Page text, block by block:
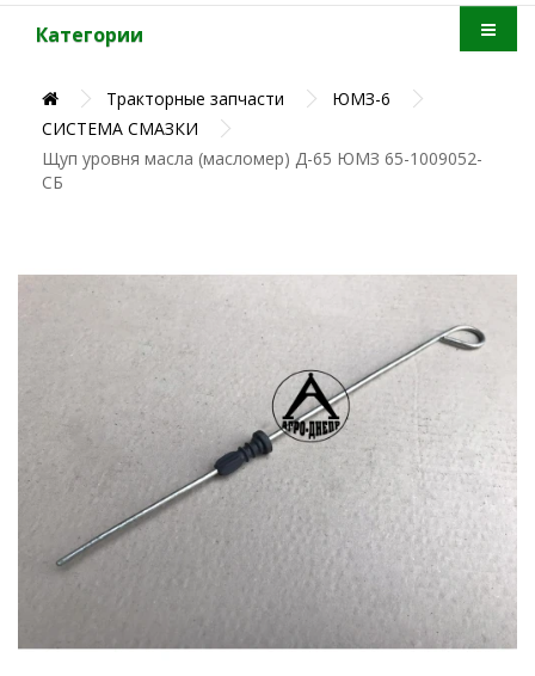
Категории
Тракторные запчасти
ЮМЗ-6
СИСТЕМА СМАЗКИ
Щуп уровня масла (масломер) Д-65 ЮМЗ 65-1009052-
СБ